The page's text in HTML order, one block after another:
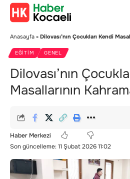
Anasayfa » Dilovası’nın Çocukları Kendi
EĞITIM GENEL
Dilovası’nın
Masallarının
Son güncelleme: 11 Şubat 2026 11:02
Haber Merkezi